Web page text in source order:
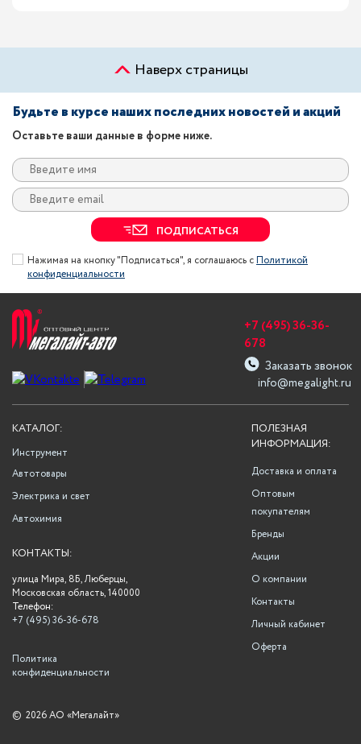
Наверх страницы
Будьте в курсе наших последних новостей и акций
Оставьте ваши данные в форме ниже.
ПОДПИСАТЬСЯ
Нажимая на кнопку "Подписаться", я соглашаюсь сПолитикой
конфиденциальности
info@megalight.ru
+7 (495) 36-36-
678
Заказать звонок
ПОЛЕЗНАЯ
ИНФОРМАЦИЯ:
Доставка и оплата
Оптовым
покупателям
Бренды
Акции
О компании
Контакты
Личный кабинет
Оферта
КАТАЛОГ:
Инструмент
Автотовары
Электрика и свет
Автохимия
КОНТАКТЫ:
улица Мира, 8Б, Люберцы,
Московская область, 140000
Телефон:
+7 (495) 36-36-678
Политика
конфиденциальности
© 2026 АО «Мегалайт»